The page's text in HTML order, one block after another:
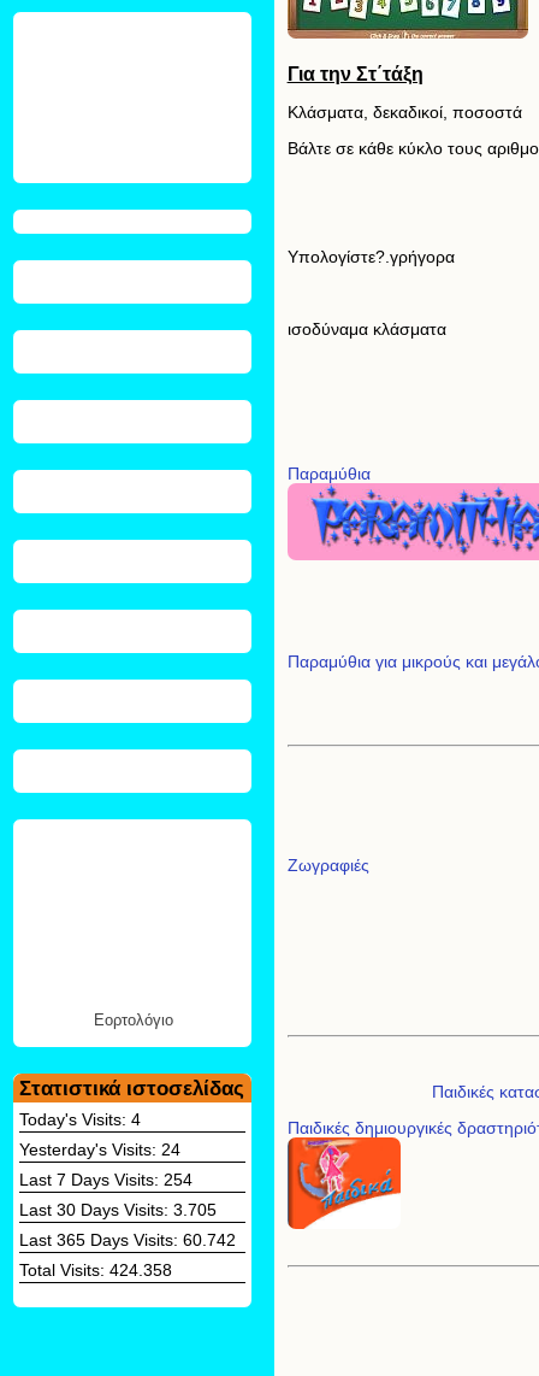
Εορτολόγιο
Στατιστικά ιστοσελίδας
Today's Visits: 4
Yesterday's Visits: 24
Last 7 Days Visits: 254
Last 30 Days Visits: 3.705
Last 365 Days Visits: 60.742
Total Visits: 424.358
Για την Στ΄τάξη
Κλάσματα, δεκαδικοί, ποσοστά
Βάλτε σε κάθε κύκλο τους
Υπολογίστε?.γρήγορα
ισοδύναμα κλάσματα
Παραμύθια
Παραμύθια για μικρούς και
Ζωγραφιές
Παιδικές
Παιδικές δημιουργικές